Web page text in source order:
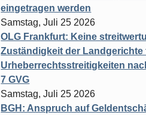
eingetragen werden
Samstag, Juli 25 2026
OLG Frankfurt: Keine
Zuständigkeit der Landgerichte
Urheberrechtsstreitigkeiten
7 GVG
Samstag, Juli 25 2026
BGH: Anspruch auf